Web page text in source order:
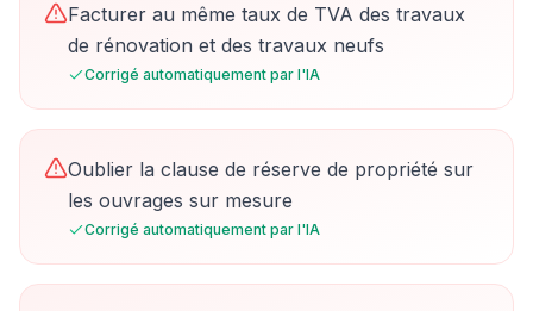
Facturer au même taux de TVA des travaux
de rénovation et des travaux neufs
Corrigé automatiquement par l'IA
Oublier la clause de réserve de propriété sur
les ouvrages sur mesure
Corrigé automatiquement par l'IA